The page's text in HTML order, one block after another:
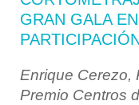
GRAN GALA
Enrique Cerezo,
Premio Centros